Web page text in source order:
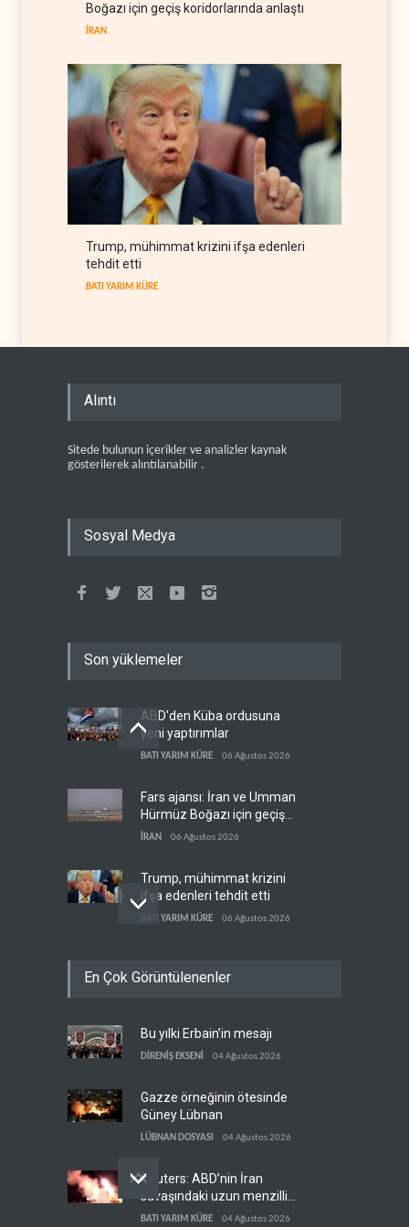
belge akışı
Boğazı için geçiş koridorlarında anlaştı
İRAN
Trump, mühimmat krizini ifşa edenleri
tehdit etti
BATI YARIM KÜRE
Alıntı
Sitede bulunun içerikler ve analizler kaynak
gösterilerek alıntılanabilir .
Sosyal Medya
Son yüklemeler
ABD'den Küba ordusuna
yeni yaptırımlar
BATI YARIM KÜRE 06 Ağustos 2026
Fars ajansı: İran ve Umman
Hürmüz Boğazı için geçiş
koridorlarında anlaştı
İRAN 06 Ağustos 2026
Trump, mühimmat krizini
ifşa edenleri tehdit etti
BATI YARIM KÜRE 06 Ağustos 2026
Şeria'da işgalci
İsrail, beyin göçünde rekora
koşuyor
En Çok Görüntülenenler
Bu yılki Erbain’in mesajı
DİRENİŞ EKSENİ 04 Ağustos 2026
Gazze örneğinin ötesinde
Güney Lübnan
LÜBNAN DOSYASI 04 Ağustos 2026
Reuters: ABD’nin İran
savaşındaki uzun menzilli
füze stokları tükenme
BATI YARIM KÜRE 04 Ağustos 2026